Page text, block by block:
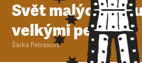
Svět malých
velkými penězi
Šárka Petrasová